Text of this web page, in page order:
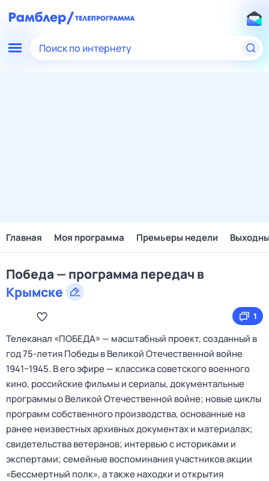
Поиск по интернету
Главная Моя программа Премьеры недели
Победа — программа передач в
Крымске
1
Телеканал «ПОБЕДА» — масштабный проект, созданный в
год 75-летия Победы в Великой Отечественной войне
1941−1945. В его эфире — классика советского военного
кино, российские фильмы и сериалы, документальные
программы о Великой Отечественной войне; новые циклы
программ собственного производства, основанные на
ранее неизвестных архивных документах и материалах;
свидетельства ветеранов; интервью с историками и
экспертами; семейные воспоминания участников акции
«Бессмертный полк», а также находки и открытия